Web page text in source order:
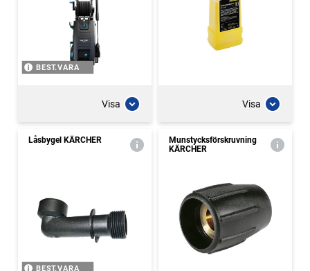
BEST.VARA
Visa Visa
Låsbygel KÄRCHER
BEST.VARA
Munstycksförskruvning
KÄRCHER